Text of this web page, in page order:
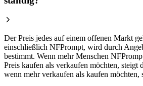
Der Preis jedes auf einem offenen Markt
einschließlich NFPrompt, wird durch
bestimmt. Wenn mehr Menschen
Preis kaufen als verkaufen möchten, steigt
wenn mehr verkaufen als kaufen möchten,